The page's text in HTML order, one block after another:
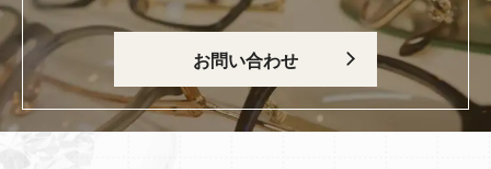
お問い合わせ